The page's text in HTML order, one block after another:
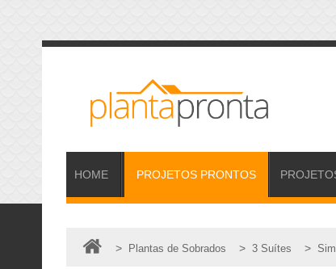
HOME PROJETOS PRONTOS
> Plantas de Sobrados > 3 Suítes >